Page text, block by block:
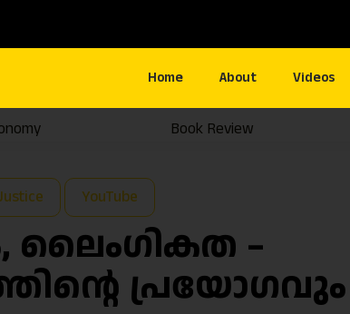
Home About Videos
Book Review
YouTube
ലൈംഗികത –
പ്രയോഗവും